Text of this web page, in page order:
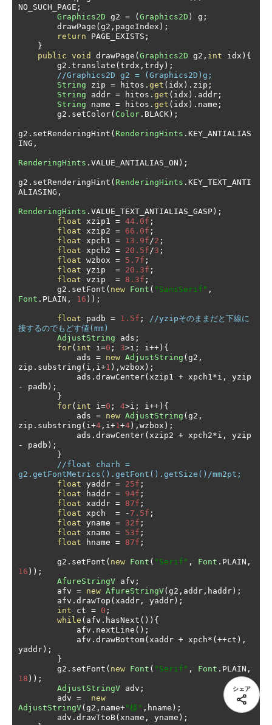
NO_SUCH_PAGE ;
Graphics2D g2 = ( Graphics2D ) g ;
        drawPage
( g2 , pageIndex );
return PAGE_EXISTS ;
}
public void drawPage ( Graphics2D g2 , int idx ){
        g2
. translate ( trdx , trdy );
//Graphics2D g2 = (Graphics2D)g;
String zip = hitos . get ( idx ). zip ;
String addr = hitos . get ( idx ). addr ;
String name = hitos . get ( idx ). name ;
        g2
. setColor( Color . BLACK );
g2 . setRenderingHint ( RenderingHints . KEY_ANTIALIAS
ING ,
RenderingHints . VALUE_ANTIALIAS_ON );
g2 . setRenderingHint ( RenderingHints . KEY_TEXT_ANTI
ALIASING ,
RenderingHints . VALUE_TEXT_ANTIALIAS_GASP );
float xzip1 = 44.0f ;
float xzip2 = 66.0f ;
float xpch1 = 13.9f /2 ;
float xpch2 = 20.5f /3 ;
float wzbox = 5.7f ;
float yzip = 20.3f ;
float vzip = 8.3f ;
        g2
. setFont ( new Font ( "SansSerif" ,
Font . PLAIN , 16 ));
float padb = 1.5f ;
//yzipそのままだと下線に
接するのでもどす値(mm)
AdjustString ads ;
for( int i =0 ; 3>i ; i ++){
            ads
= new AdjustString ( g2 ,
zip . substring ( i , i +1 ), wzbox );
            ads
. drawCenter( xzip1 + xpch1 *i ,
-
padb );
}
for( int i =0 ; 4>i ; i ++){
            ads
= new AdjustString ( g2 ,
zip . substring ( i +4 , i +1 +4 ), wzbox );
            ads
. drawCenter( xzip2 + xpch2*i ,
-
padb );
}
//float charh =
g2.getFontMetrics().getFont().getSize()/mm2pt;
float yaddr = 25f ;
float haddr = 94f ;
float xaddr = 87f ;
float xpch = - 7.5f ;
float yname = 32f ;
float xname = 53f ;
float hname = 87f ;
        g2
. setFont ( new Font ( "Serif" , Font . PLAIN ,
16 ));
AfureStringV afv ;
        afv
= new AfureStringV( g2 , addr , haddr );
        afv
. drawTop ( xaddr , yaddr );
int ct = 0 ;
while ( afv . hasNext ()){
            afv
. nextLine ();
            afv
. drawBottom( xaddr + xpch*(++ct ),
yaddr );
}
        g2
. setFont ( new Font ( "Serif" , Font . PLAIN ,
18 ));
AdjustStringV adv ;
        adv
=
new
AdjustStringV( g2 , name+"様" , hname );
        adv
. drawTtoB( xname , yname );
シェア